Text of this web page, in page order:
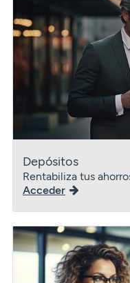
Depósitos
Rentabiliza tus
Acceder